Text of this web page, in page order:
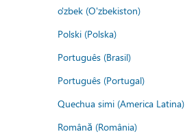
o'zbek (O'zbekiston)
Polski (Polska)
Português (Brasil)
Português (Portugal)
Quechua simi (America Latina)
Română (România)